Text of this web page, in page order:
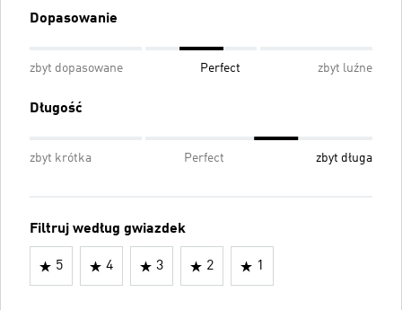
Dopasowanie
zbyt dopasowane Perfect zbyt luźne
Długość
zbyt krótka Perfect zbyt długa
Filtruj według gwiazdek
5 4 3 2 1